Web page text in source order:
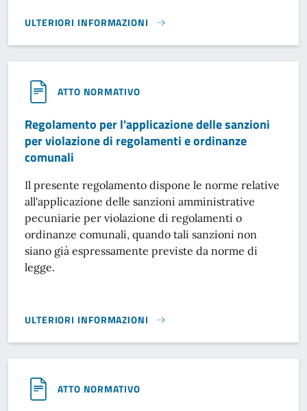
ULTERIORI INFORMAZIONI
REGOLAMENTO PER L'AFFIDAMENTO DELLA GESTIONE
ATTO NORMATIVO
Regolamento per l'applicazione delle sanzioni
per violazione di regolamenti e ordinanze
comunali
Il presente regolamento dispone le norme relative
all'applicazione delle sanzioni amministrative
pecuniarie per violazione di regolamenti o
ordinanze comunali, quando tali sanzioni non
siano già espressamente previste da norme di
legge.
ULTERIORI INFORMAZIONI
REGOLAMENTO PER L'APPLICAZIONE DELLE SANZIONI
ATTO NORMATIVO